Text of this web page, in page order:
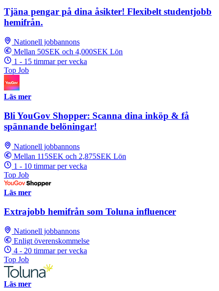
Tjäna pengar på dina åsikter! Flexibelt studentjobb
hemifrån.
Nationell jobbannons
Mellan 50SEK och 4,000SEK Lön
1 - 15 timmar per vecka
Top Job
Läs mer
Bli YouGov Shopper: Scanna dina inköp & få
spännande belöningar!
Nationell jobbannons
Mellan 115SEK och 2,875SEK Lön
1 - 10 timmar per vecka
Top Job
Läs mer
Extrajobb hemifrån som Toluna influencer
Nationell jobbannons
Enligt överenskommelse
4 - 20 timmar per vecka
Top Job
Läs mer